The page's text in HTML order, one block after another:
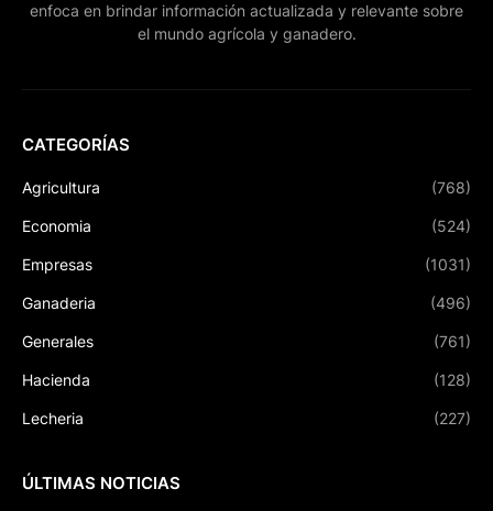
enfoca en brindar información actualizada y relevante sobre
el mundo agrícola y ganadero.
CATEGORÍAS
Agricultura (768)
Economia (524)
Empresas (1031)
Ganaderia (496)
Generales (761)
Hacienda (128)
Lecheria (227)
ÚLTIMAS NOTICIAS